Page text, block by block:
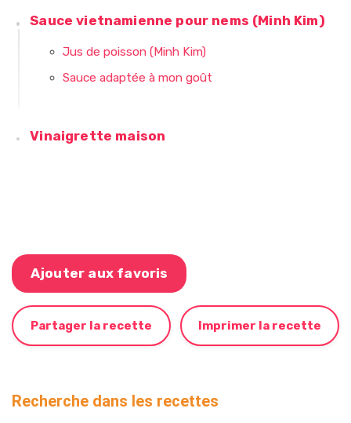
Sauce vietnamienne pour nems (Minh Kim)
Jus de poisson (Minh Kim)
Sauce adaptée à mon goût
Vinaigrette maison
Ajouter aux favoris
Partager la recette Imprimer la recette
Recherche dans les recettes